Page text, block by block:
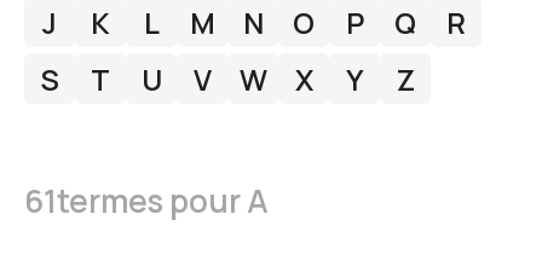
J
K L M N O P Q
R
S
T U V W X Y Z
61termes pourA